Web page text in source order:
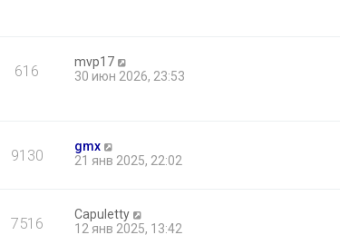
616
mvp17
30 июн 2026, 23:53
9130
gmx
21 янв 2025, 22:02
7516
Capuletty
12 янв 2025, 13:42